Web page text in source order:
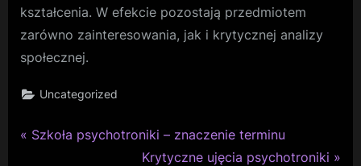
kształcenia. W efekcie pozostają przedmiotem
zarówno zainteresowania, jak i krytycznej analizy
społecznej.
Uncategorized
Nawigacja
P
Szkoła psychotroniki – znaczenie terminu
N
Krytyczne ujęcia psychotroniki